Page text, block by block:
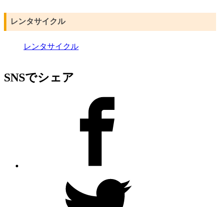
レンタサイクル
レンタサイクル
SNSでシェア